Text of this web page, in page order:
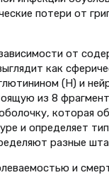
потери от
от
как
(Н) и
из 8
которая
и определяет
разные
и